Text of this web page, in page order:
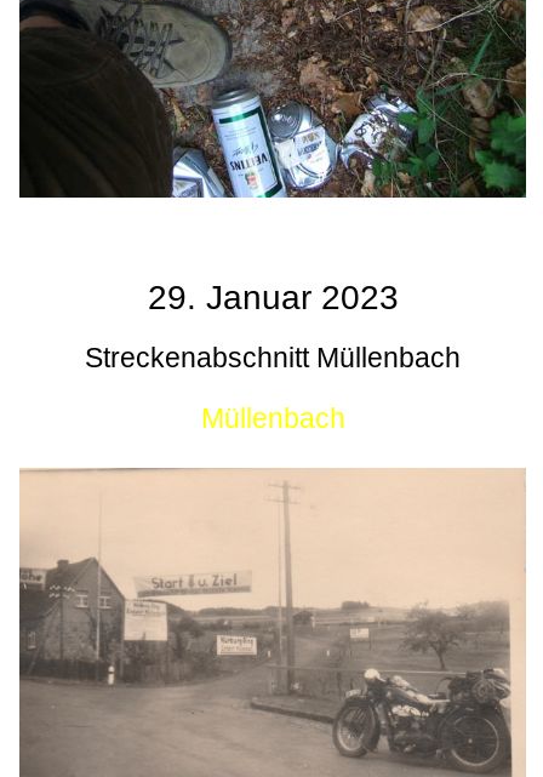
29. Januar 2023
Streckenabschnitt Müllenbach
Müllenbach